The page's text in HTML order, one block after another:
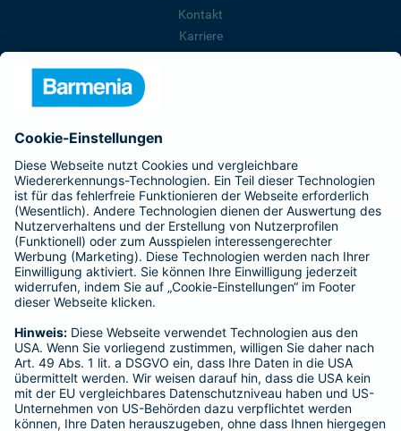
Kontakt
Karriere
Barmenia ist Teil der BarmeniaGothaer
BELIEBTE SEITEN
Kranken-Zusatzversicherung
Tierversicherungen
Haftpflichtversicherung
Hausratversicherung
Adresse ändern
Schaden melden
Kilometerstandsmeldung
Serviceübersicht